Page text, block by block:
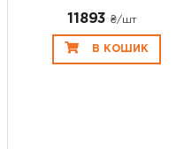
11893 ₴/шт
В КОШИК